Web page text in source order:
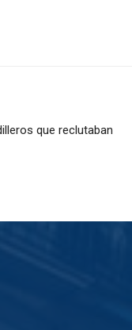
que reclutaban